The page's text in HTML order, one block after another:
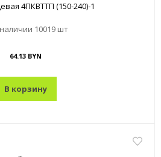
4ПКВТТП (150-240)-1
10019 шт
64.13 BYN
В корзину